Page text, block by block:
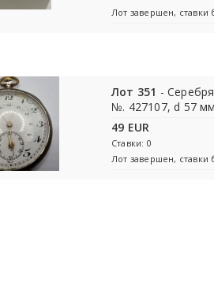
Лот завершен,
Лот 351 -
№. 427107, d 57
49 EUR
Ставки: 0
Лот завершен,